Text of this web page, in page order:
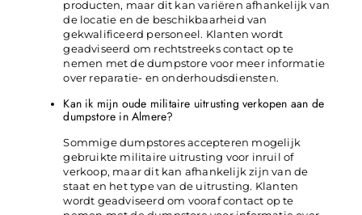
producten, maar dit kan variëren afhankelijk van
de locatie en de beschikbaarheid van
gekwalificeerd personeel. Klanten wordt
geadviseerd om rechtstreeks contact op te
nemen met de dumpstore voor meer informatie
over reparatie- en onderhoudsdiensten.
Kan ik mijn oude militaire uitrusting verkopen aan de
dumpstore in Almere?
Sommige dumpstores accepteren mogelijk
gebruikte militaire uitrusting voor inruil of
verkoop, maar dit kan afhankelijk zijn van de
staat en het type van de uitrusting. Klanten
wordt geadviseerd om vooraf contact op te